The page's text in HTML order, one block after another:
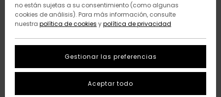
no están sujetas a su consentimiento (como algunas
cookies de análisis). Para más información, consulte
nuestra política de cookies ypolítica de privacidad
Gestionar las preferencias
Aceptar todo